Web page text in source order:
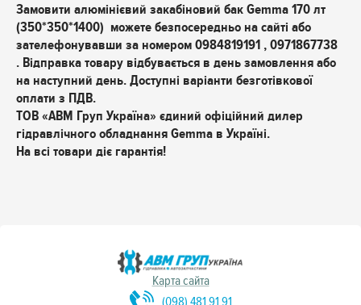
Замовити алюмінієвий закабіновий бак Gemma 170 лт
(350*350*1400) можете безпосередньо на сайті або
зателефонувавши за номером 0984819191 , 0971867738
. Відправка товару відбувається в день замовлення або
на наступний день. Доступні варіанти безготівкової
оплати з ПДВ.
ТОВ «АВМ Груп Україна» єдиний офіційний дилер
гідравлічного обладнання Gemma в Україні.
На всі товари діє гарантія!
Карта сайта